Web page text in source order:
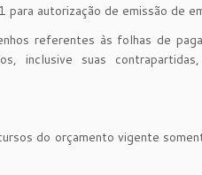
autorização de emissão de
referentes às folhas de
inclusive suas
do orçamento vigente